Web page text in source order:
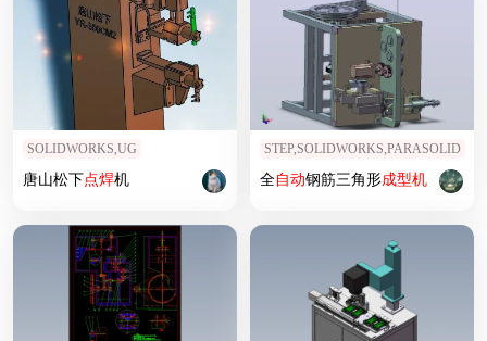
SOLIDWORKS,UG
唐山松下点焊机
STEP,SOLIDWORKS,PARASOLID
全自动钢筋三角形成型机